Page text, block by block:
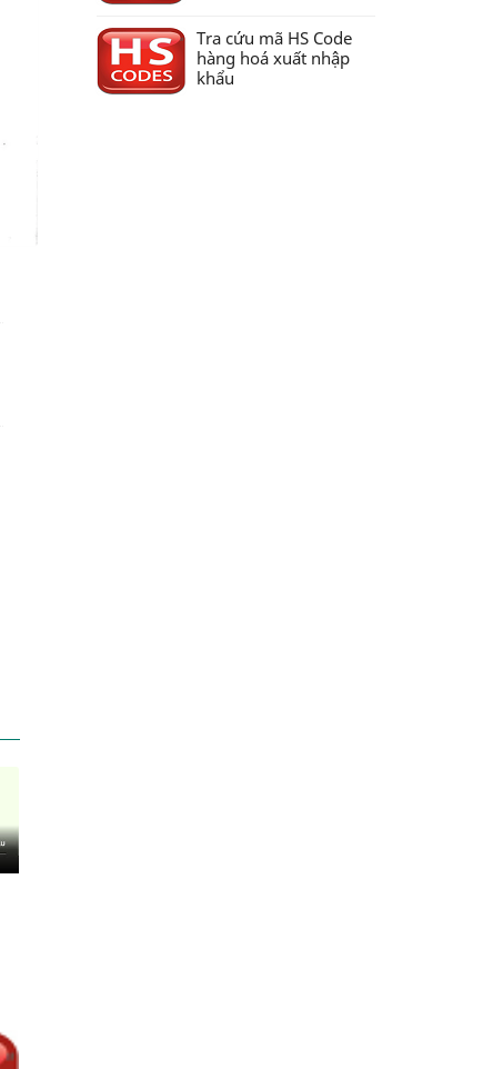
Tra cứu mã HS Code
hàng hoá xuất nhập
khẩu